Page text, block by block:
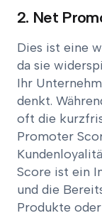
2. Net
Dies ist eine
da sie
Ihr
denkt.
oft die
Promoter
Score ist ein
und die
Produkte